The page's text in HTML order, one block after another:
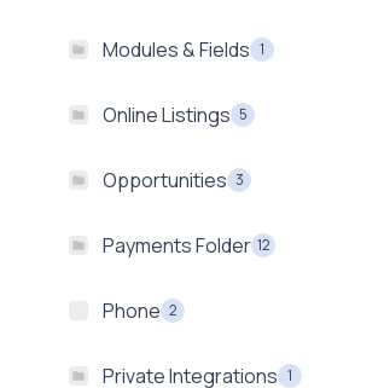
Modules & Fields 1
Online Listings 5
Opportunities 3
Payments Folder 12
Phone 2
Private Integrations 1